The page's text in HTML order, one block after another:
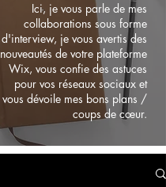
Ici, je vous parle de mes
collaborations sous forme
d'interview, je vous avertis des
nouveautés de votre plateforme
Wix, vous confie des astuces
pour vos réseaux sociaux et
vous dévoile mes bons plans /
coups de cœur.